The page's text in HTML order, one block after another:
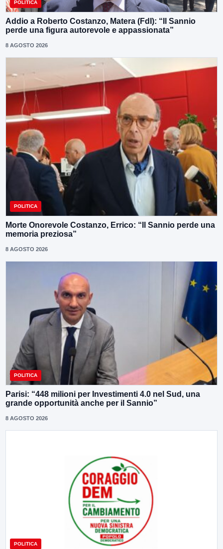
POLITICA
Addio a Roberto Costanzo, Matera (FdI): “Il Sannio
perde una figura autorevole e appassionata”
8 AGOSTO 2026
POLITICA
Morte Onorevole Costanzo, Errico: “Il Sannio perde una
memoria preziosa”
8 AGOSTO 2026
POLITICA
Parisi: “448 milioni per Investimenti 4.0 nel Sud, una
grande opportunità anche per il Sannio”
8 AGOSTO 2026
POLITICA